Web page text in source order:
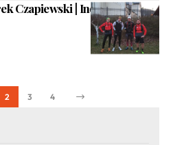
Czapiewski | Indywidualny
2 3 4